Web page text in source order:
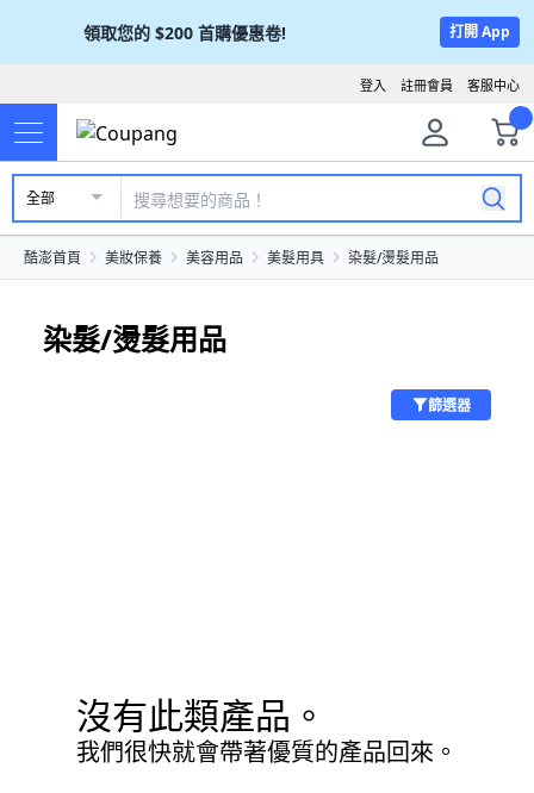
領取您的 $200 首購優惠卷! 打開 App
客服中心
註冊會員
登入
全部
酷澎首頁 美妝保養 美容用品 美髮用具 染髮/燙髮用品
染髮/燙髮用品
篩選器
沒有此類產品。
我們很快就會帶著優質的產品回來。